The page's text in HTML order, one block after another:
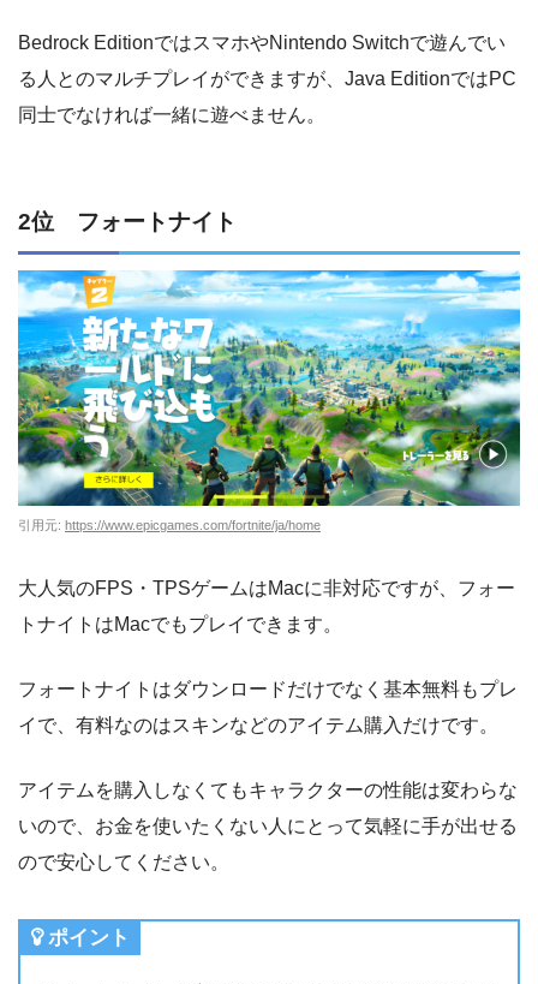
Bedrock EditionではスマホやNintendo Switchで遊んでい
る人とのマルチプレイができますが、Java EditionではPC
同士でなければ一緒に遊べません。
2位 フォートナイト
引用元: https://www.epicgames.com/fortnite/ja/home
大人気のFPS・TPSゲームはMacに非対応ですが、フォー
トナイトはMacでもプレイできます。
フォートナイトはダウンロードだけでなく基本無料もプレ
イで、有料なのはスキンなどのアイテム購入だけです。
アイテムを購入しなくてもキャラクターの性能は変わらな
いので、お金を使いたくない人にとって気軽に手が出せる
ので安心してください。
ポイント